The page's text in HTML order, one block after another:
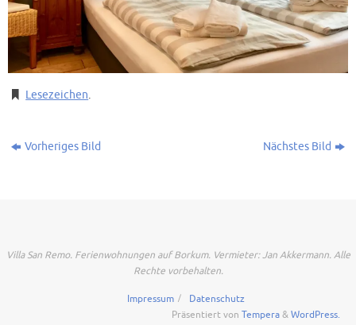
Lesezeichen.
Vorheriges Bild Nächstes Bild
Villa San Remo. Ferienwohnungen auf Borkum. Vermieter: Jan Akkermann. Alle
Rechte vorbehalten.
Impressum
Datenschutz
Präsentiert von Tempera&WordPress.